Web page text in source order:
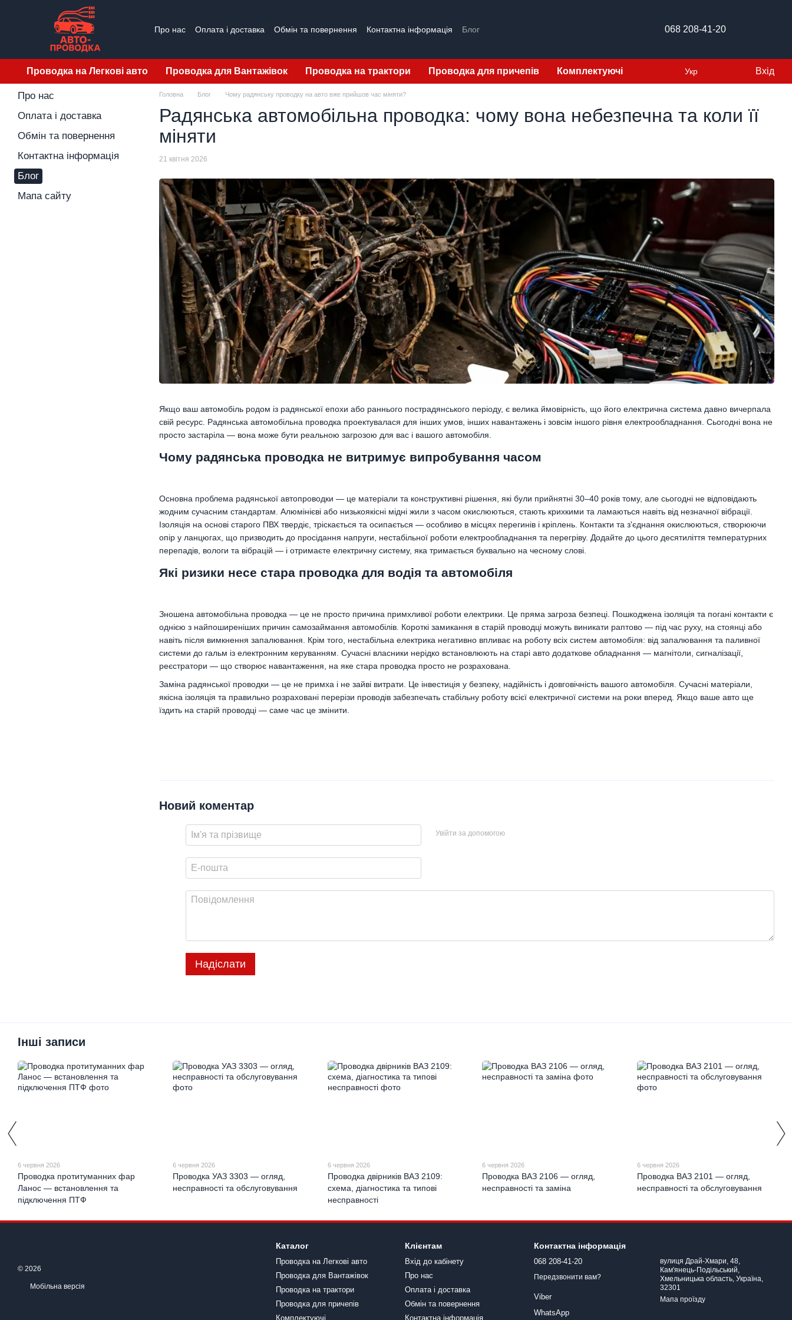
Перейти до основного контенту
Про нас Оплата і доставка Обмін та повернення Контактна інформація Блог 068 208-41-20
Проводка на Легкові авто Проводка для Вантажівок Проводка на трактори Проводка для причепів Комплектуючі Укр Вхід
Головна Блог Чому радянську проводку на авто вже прийшов час міняти?
Радянська автомобільна проводка: чому вона небезпечна та коли її
міняти
21 квітня 2026
Якщо ваш автомобіль родом із радянської епохи або раннього пострадянського періоду, є велика ймовірність, що його електрична система давно вичерпала
свій ресурс. Радянська автомобільна проводка проектувалася для інших умов, інших навантажень і зовсім іншого рівня електрообладнання. Сьогодні вона не
просто застаріла — вона може бути реальною загрозою для вас і вашого автомобіля.
Чому радянська проводка не витримує випробування часом
Основна проблема радянської автопроводки — це матеріали та конструктивні рішення, які були прийнятні 30–40 років тому, але сьогодні не відповідають
жодним сучасним стандартам. Алюмінієві або низькоякісні мідні жили з часом окислюються, стають крихкими та ламаються навіть від незначної вібрації.
Ізоляція на основі старого ПВХ твердіє, тріскається та осипається — особливо в місцях перегинів і кріплень. Контакти та з'єднання окислюються, створюючи
опір у ланцюгах, що призводить до просідання напруги, нестабільної роботи електрообладнання та перегріву. Додайте до цього десятиліття температурних
перепадів, вологи та вібрацій — і отримаєте електричну систему, яка тримається буквально на чесному слові.
Які ризики несе стара проводка для водія та автомобіля
Зношена автомобільна проводка — це не просто причина примхливої роботи електрики. Це пряма загроза безпеці. Пошкоджена ізоляція та погані контакти є
однією з найпоширеніших причин самозаймання автомобілів. Короткі замикання в старій проводці можуть виникати раптово — під час руху, на стоянці або
навіть після вимкнення запалювання. Крім того, нестабільна електрика негативно впливає на роботу всіх систем автомобіля: від запалювання та паливної
системи до гальм із електронним керуванням. Сучасні власники нерідко встановлюють на старі авто додаткове обладнання — магнітоли, сигналізації,
реєстратори — що створює навантаження, на яке стара проводка просто не розрахована.
Заміна радянської проводки — це не примха і не зайві витрати. Це інвестиція у безпеку, надійність і довговічність вашого автомобіля. Сучасні матеріали,
якісна ізоляція та правильно розраховані перерізи проводів забезпечать стабільну роботу всієї електричної системи на роки вперед. Якщо ваше авто ще
їздить на старій проводці — саме час це змінити.
Новий коментар
Увійти за допомогою
Надіслати
Про нас
Оплата і доставка
Обмін та повернення
Контактна інформація
Блог
Мапа сайту
Інші записи
6 червня 2026
Проводка протитуманних фар
Ланос — встановлення та
підключення ПТФ
6 червня 2026
Проводка УАЗ 3303 — огляд,
несправності та обслуговування
6 червня 2026
Проводка двірників ВАЗ 2109:
схема, діагностика та типові
несправності
6 червня 2026
Проводка ВАЗ 2106 — огляд,
несправності та заміна
6 червня 2026
Проводка ВАЗ 2101 — огляд,
несправності та обслуговування
© 2026
Мобільна версія
Каталог
Проводка на Легкові авто
Проводка для Вантажівок
Проводка на трактори
Проводка для причепів
Комплектуючі
Клієнтам
Вхід до кабінету
Про нас
Оплата і доставка
Обмін та повернення
Контактна інформація
Контактна інформація
068 208-41-20
Передзвонити вам?
Viber
WhatsApp
вулиця Драй-Хмари, 48,
Кам'янець-Подільський,
Хмельницька область, Україна,
32301
Мапа проїзду